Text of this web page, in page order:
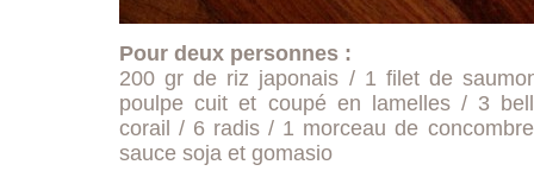
Pour deux personnes :
200 gr de riz japonais / 1 filet de
poulpe cuit et coupé en lamelles / 3
corail / 6 radis / 1 morceau de
sauce soja et gomasio